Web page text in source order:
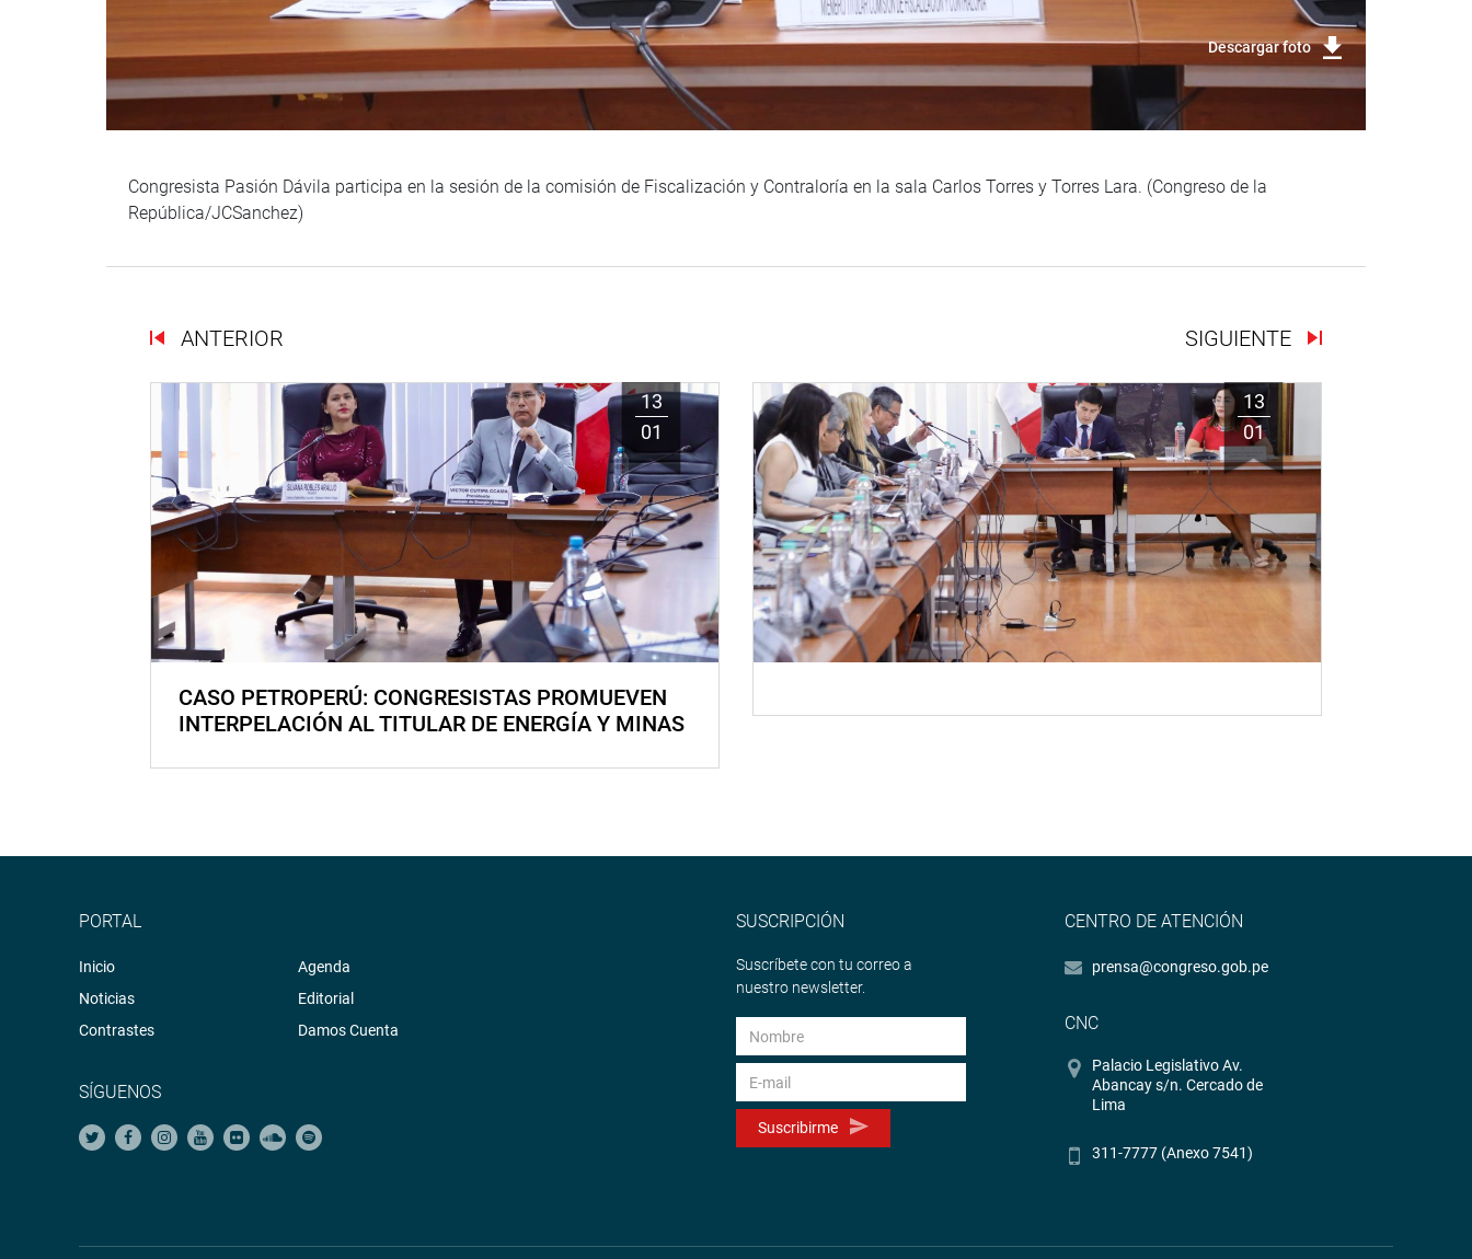
Descargar foto
Congresista Pasión Dávila participa en la sesión de la comisión de Fiscalización y Contraloría en la sala Carlos Torres y Torres Lara. (Congreso de la
República/JCSanchez)
ANTERIOR SIGUIENTE
13
01
CASO PETROPERÚ: CONGRESISTAS PROMUEVEN
INTERPELACIÓN AL TITULAR DE ENERGÍA Y MINAS
13
01
PORTAL
Inicio
Noticias
Contrastes
Agenda
Editorial
Damos Cuenta
SÍGUENOS
SUSCRIPCIÓN
Suscríbete con tu correo a
nuestro newsletter.
Suscribirme
CENTRO DE ATENCIÓN
prensa@congreso.gob.pe
CNC
Palacio Legislativo Av.
Abancay s/n. Cercado de
Lima
311-7777 (Anexo 7541)